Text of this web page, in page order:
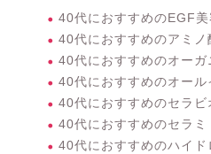
40代におすすめのEGF美
40代におすすめのアミノ
40代におすすめのオーガ
40代におすすめのオール
40代におすすめのセラビ
40代におすすめのセラミ
40代におすすめのハイド